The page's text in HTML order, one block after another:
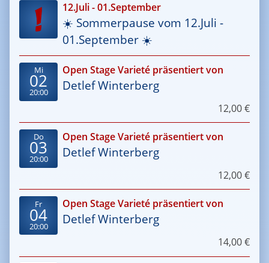
12.Juli - 01.September
☀️ Sommerpause vom 12.Juli -
01.September ☀️
Mi
02
20:00
Open Stage Varieté präsentiert von
Detlef Winterberg
12,00 €
Do
03
20:00
Open Stage Varieté präsentiert von
Detlef Winterberg
12,00 €
Fr
04
20:00
Open Stage Varieté präsentiert von
Detlef Winterberg
14,00 €